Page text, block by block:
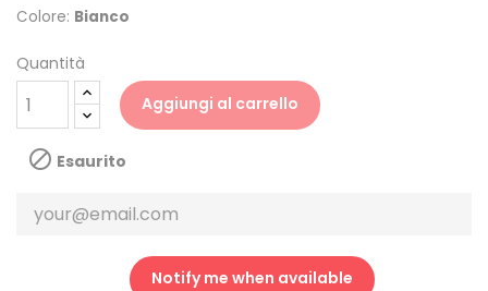
Colore: Bianco
Quantità
Aggiungi al carrello
 Esaurito
Notify me when available